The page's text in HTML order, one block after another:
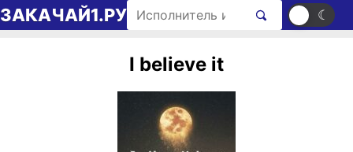
Перейти к содержимому
ЗАКАЧАЙ1.РУ Поиск рингтонов ☀ ☾
I believe it